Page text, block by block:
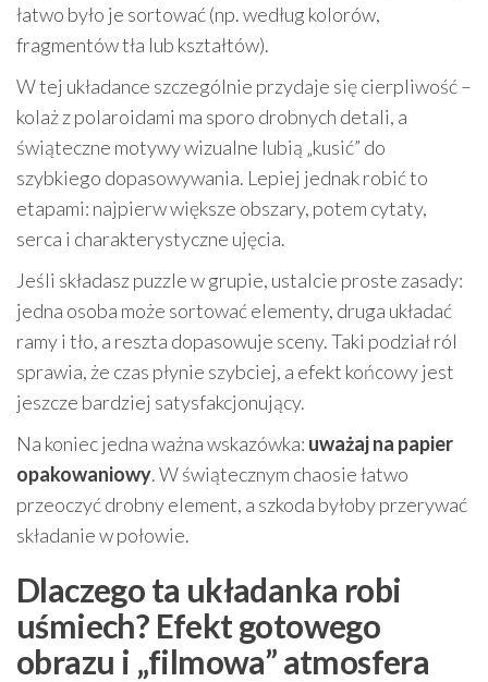
łatwo było je sortować (np. według kolorów,
fragmentów tła lub kształtów).
W tej układance szczególnie przydaje się cierpliwość –
kolaż z polaroidami ma sporo drobnych detali, a
świąteczne motywy wizualne lubią „kusić” do
szybkiego dopasowywania. Lepiej jednak robić to
etapami: najpierw większe obszary, potem cytaty,
serca i charakterystyczne ujęcia.
Jeśli składasz puzzle w grupie, ustalcie proste zasady:
jedna osoba może sortować elementy, druga układać
ramy i tło, a reszta dopasowuje sceny. Taki podział ról
sprawia, że czas płynie szybciej, a efekt końcowy jest
jeszcze bardziej satysfakcjonujący.
Na koniec jedna ważna wskazówka: uważaj na papier
opakowaniowy. W świątecznym chaosie łatwo
przeoczyć drobny element, a szkoda byłoby przerywać
składanie w połowie.
Dlaczego ta układanka robi
uśmiech? Efekt gotowego
obrazu i „filmowa” atmosfera